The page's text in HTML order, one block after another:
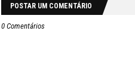
POSTAR UM COMENTÁRIO
0 Comentários